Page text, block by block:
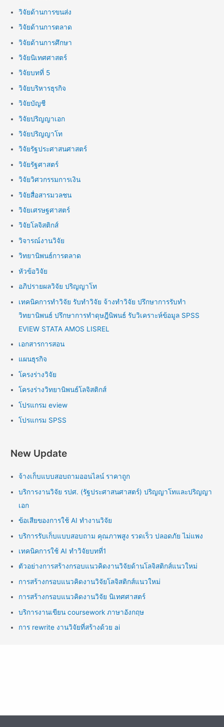
วิจัยด้านการขนส่ง
วิจัยด้านการตลาด
วิจัยด้านการศึกษา
วิจัยนิเทศศาสตร์
วิจัยบทที่ 5
วิจัยบริหารธุรกิจ
วิจัยบัญชี
วิจัยปริญญาเอก
วิจัยปริญญาโท
วิจัยรัฐประศาสนศาสตร์
วิจัยรัฐศาสตร์
วิจัยวิศวกรรมการเงิน
วิจัยสื่อสารมวลชน
วิจัยเศรษฐศาสตร์
วิจัยโลจิสติกส์
วิจารณ์งานวิจัย
วิทยานิพนธ์การตลาด
หัวข้อวิจัย
อภิปรายผลวิจัย ปริญญาโท
เทคนิคการทำวิจัย รับทำวิจัย จ้างทำวิจัย ปรึกษาการรับทำ
วิทยานิพนธ์ ปรึกษาการทำดุษฎีนิพนธ์ รับวิเคราะห์ข้อมูล SPSS
EVIEW STATA AMOS LISREL
เอกสารการสอน
แผนธุรกิจ
โครงร่างวิจัย
โครงร่างวิทยานิพนธ์โลจิสติกส์
โปรแกรม eview
โปรแกรม SPSS
New Update
จ้างเก็บแบบสอบถามออนไลน์ ราคาถูก
บริการงานวิจัย รปศ. (รัฐประศาสนศาสตร์) ปริญญาโทและปริญญา
เอก
ข้อเสียของการใช้ AI ทำงานวิจัย
บริการรับเก็บแบบสอบถาม คุณภาพสูง รวดเร็ว ปลอดภัย ไม่แพง
เทคนิคการใช้ AI ทำวิจัยบทที่1
ตัวอย่างการสร้างกรอบแนวคิดงานวิจัยด้านโลจิสติกส์แนวใหม่
การสร้างกรอบแนวคิดงานวิจัยโลจิสติกส์แนวใหม่
การสร้างกรอบแนวคิดงานวิจัย นิเทศศาสตร์
บริการงานเขียน coursework ภาษาอังกฤษ
การ rewrite งานวิจัยที่สร้างด้วย ai